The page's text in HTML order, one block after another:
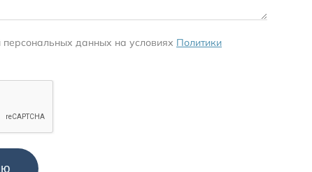
данных на условиях Политики